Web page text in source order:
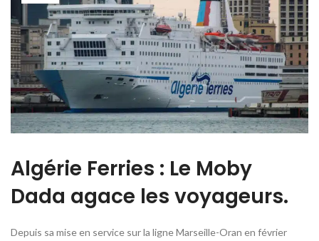
Algérie Ferries : Le Moby
Dada agace les voyageurs.
Depuis sa mise en service sur la ligne Marseille-Oran en février